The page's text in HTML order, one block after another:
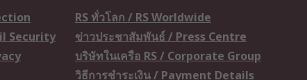
Security
RS ทั่วโลก / RS Worldwide
ข่าวประชาสัมพันธ์ / Press Centre
บริษัทในเครือ RS / Corporate Group
วิธีการชำระเงิน / Payment Details